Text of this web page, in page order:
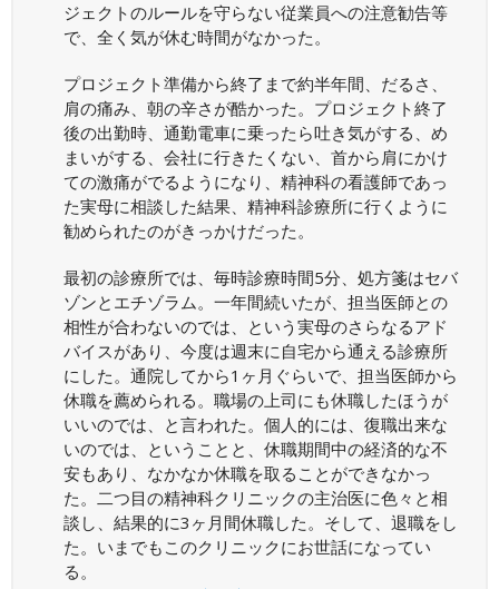
ジェクトのルールを守らない従業員への注意勧告等
で、全く気が休む時間がなかった。
プロジェクト準備から終了まで約半年間、だるさ、
肩の痛み、朝の辛さが酷かった。プロジェクト終了
後の出勤時、通勤電車に乗ったら吐き気がする、め
まいがする、会社に行きたくない、首から肩にかけ
ての激痛がでるようになり、精神科の看護師であっ
た実母に相談した結果、精神科診療所に行くように
勧められたのがきっかけだった。
最初の診療所では、毎時診療時間5分、処方箋はセバ
ゾンとエチゾラム。一年間続いたが、担当医師との
相性が合わないのでは、という実母のさらなるアド
バイスがあり、今度は週末に自宅から通える診療所
にした。通院してから1ヶ月ぐらいで、担当医師から
休職を薦められる。職場の上司にも休職したほうが
いいのでは、と言われた。個人的には、復職出来な
いのでは、ということと、休職期間中の経済的な不
安もあり、なかなか休職を取ることができなかっ
た。二つ目の精神科クリニックの主治医に色々と相
談し、結果的に3ヶ月間休職した。そして、退職をし
た。いまでもこのクリニックにお世話になってい
る。